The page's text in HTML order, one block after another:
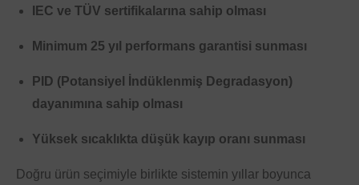
IEC ve TÜV sertifikalarına sahip olması
Minimum 25 yıl performans garantisi sunması
PID (Potansiyel İndüklenmiş Degradasyon)
dayanımına sahip olması
Yüksek sıcaklıkta düşük kayıp oranı sunması
Doğru ürün seçimiyle birlikte sistemin yıllar boyunca